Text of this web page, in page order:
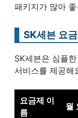
패키지가 많아
SK세븐 요
SK세븐은 심플
서비스를 제공해
요금제 이
름
월